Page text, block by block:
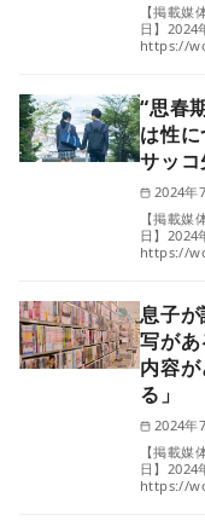
【掲載
日】2024
https://
“思春
は性
サッ
2024年
【掲載
日】2024
https://
息子
写が
内容
る」
2024年
【掲載
日】2024
https://